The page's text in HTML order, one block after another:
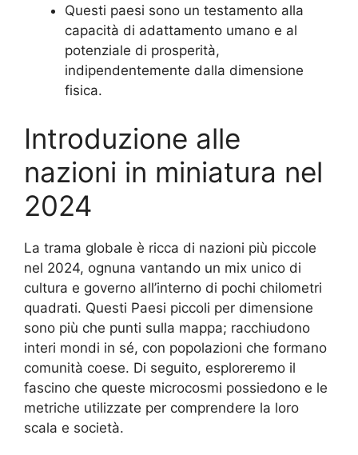
Questi paesi sono un testamento alla
capacità di adattamento umano e al
potenziale di prosperità,
indipendentemente dalla dimensione
fisica.
Introduzione alle
nazioni in miniatura nel
2024
La trama globale è ricca di nazioni più piccole
nel 2024, ognuna vantando un mix unico di
cultura e governo all’interno di pochi chilometri
quadrati. Questi Paesi piccoli per dimensione
sono più che punti sulla mappa; racchiudono
interi mondi in sé, con popolazioni che formano
comunità coese. Di seguito, esploreremo il
fascino che queste microcosmi possiedono e le
metriche utilizzate per comprendere la loro
scala e società.